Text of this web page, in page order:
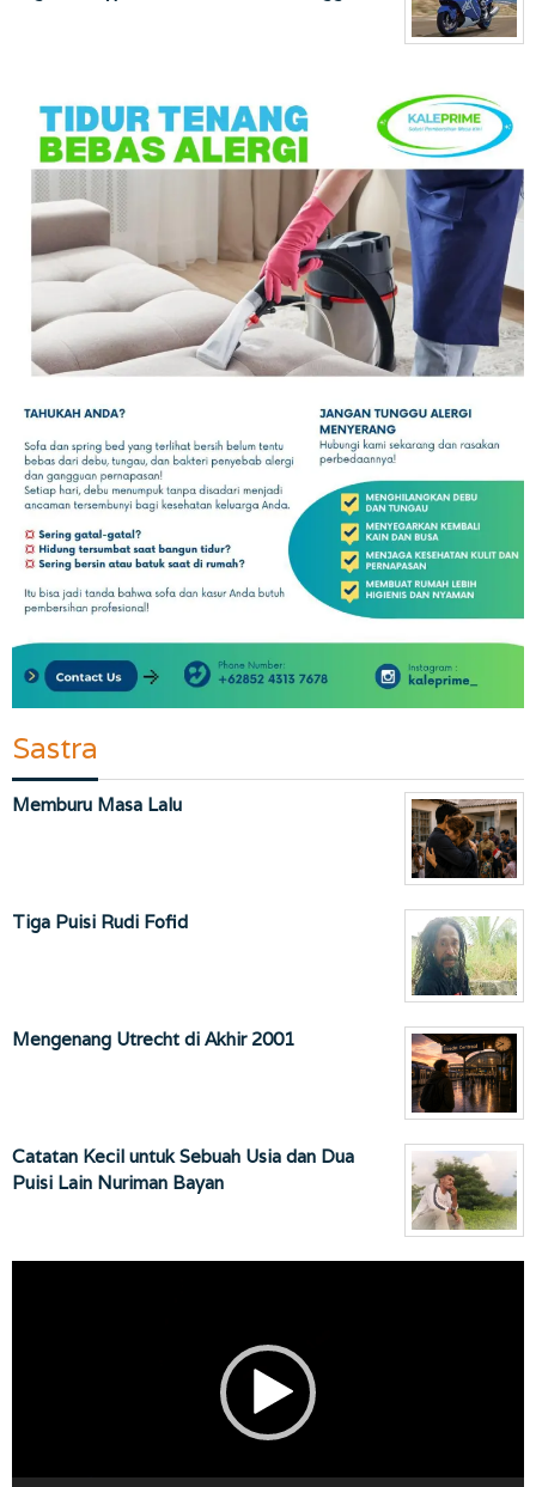
Sastra
Memburu Masa Lalu
Tiga Puisi Rudi Fofid
Mengenang Utrecht di Akhir 2001
Catatan Kecil untuk Sebuah Usia dan Dua
Puisi Lain Nuriman Bayan